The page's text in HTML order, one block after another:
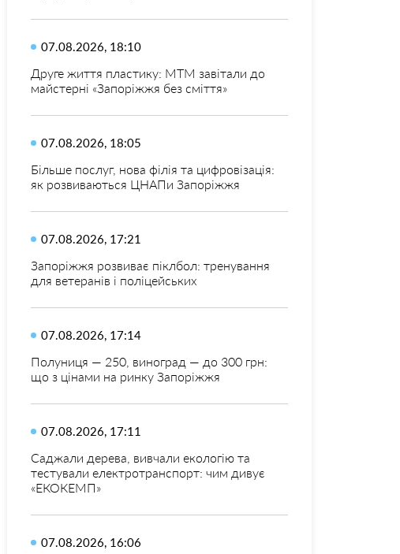
07.08.2026, 18:10
Друге життя пластику: МТМ завітали до
майстерні «Запоріжжя без сміття»
07.08.2026, 18:05
Більше послуг, нова філія та цифровізація:
як розвиваються ЦНАПи Запоріжжя
07.08.2026, 17:21
Запоріжжя розвиває піклбол: тренування
для ветеранів і поліцейських
07.08.2026, 17:14
Полуниця — 250, виноград — до 300 грн:
що з цінами на ринку Запоріжжя
07.08.2026, 17:11
Саджали дерева, вивчали екологію та
тестували електротранспорт: чим дивує
«ЕКОКЕМП»
07.08.2026, 16:06